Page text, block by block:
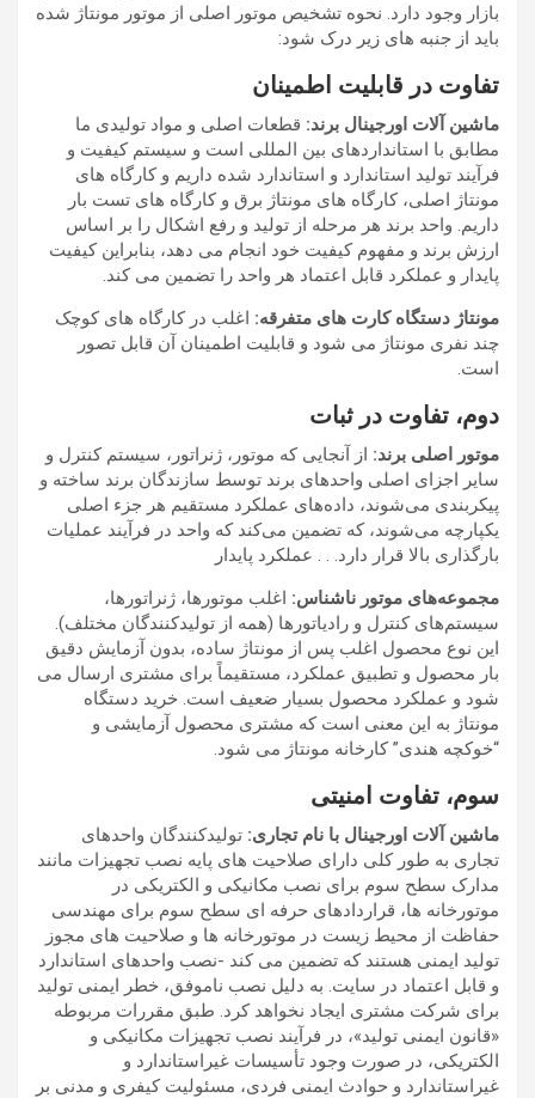
بازار وجود دارد. نحوه تشخیص موتور اصلی از موتور مونتاژ شده
باید از جنبه های زیر درک شود:
تفاوت در قابلیت اطمینان
ماشین آلات اورجینال برند: قطعات اصلی و مواد تولیدی ما
مطابق با استانداردهای بین المللی است و سیستم کیفیت و
فرآیند تولید استاندارد و استاندارد شده داریم و کارگاه های
مونتاژ اصلی، کارگاه های مونتاژ برق و کارگاه های تست بار
داریم. واحد برند هر مرحله از تولید و رفع اشکال را بر اساس
ارزش برند و مفهوم کیفیت خود انجام می دهد، بنابراین کیفیت
پایدار و عملکرد قابل اعتماد هر واحد را تضمین می کند.
مونتاژ دستگاه کارت های متفرقه: اغلب در کارگاه های کوچک
چند نفری مونتاژ می شود و قابلیت اطمینان آن قابل تصور
است.
دوم، تفاوت در ثبات
موتور اصلی برند: از آنجایی که موتور، ژنراتور، سیستم کنترل و
سایر اجزای اصلی واحدهای برند توسط سازندگان برند ساخته و
پیکربندی می‌شوند، داده‌های عملکرد مستقیم هر جزء اصلی
یکپارچه می‌شوند، که تضمین می‌کند که واحد در فرآیند عملیات
بارگذاری بالا قرار دارد. . . عملکرد پایدار
مجموعه‌های موتور ناشناس: اغلب موتورها، ژنراتورها،
سیستم‌های کنترل و رادیاتورها (همه از تولیدکنندگان مختلف).
این نوع محصول اغلب پس از مونتاژ ساده، بدون آزمایش دقیق
بار محصول و تطبیق عملکرد، مستقیماً برای مشتری ارسال می
شود و عملکرد محصول بسیار ضعیف است. خرید دستگاه
مونتاژ به این معنی است که مشتری محصول آزمایشی و
“خوکچه هندی” کارخانه مونتاژ می شود.
سوم، تفاوت امنیتی
ماشین آلات اورجینال با نام تجاری: تولیدکنندگان واحدهای
تجاری به طور کلی دارای صلاحیت های پایه نصب تجهیزات مانند
مدارک سطح سوم برای نصب مکانیکی و الکتریکی در
موتورخانه ها، قراردادهای حرفه ای سطح سوم برای مهندسی
حفاظت از محیط زیست در موتورخانه ها و صلاحیت های مجوز
تولید ایمنی هستند که تضمین می کند -نصب واحدهای استاندارد
و قابل اعتماد در سایت. به دلیل نصب ناموفق، خطر ایمنی تولید
برای شرکت مشتری ایجاد نخواهد کرد. طبق مقررات مربوطه
«قانون ایمنی تولید»، در فرآیند نصب تجهیزات مکانیکی و
الکتریکی، در صورت وجود تأسیسات غیراستاندارد و
غیراستاندارد و حوادث ایمنی فردی، مسئولیت کیفری و مدنی بر